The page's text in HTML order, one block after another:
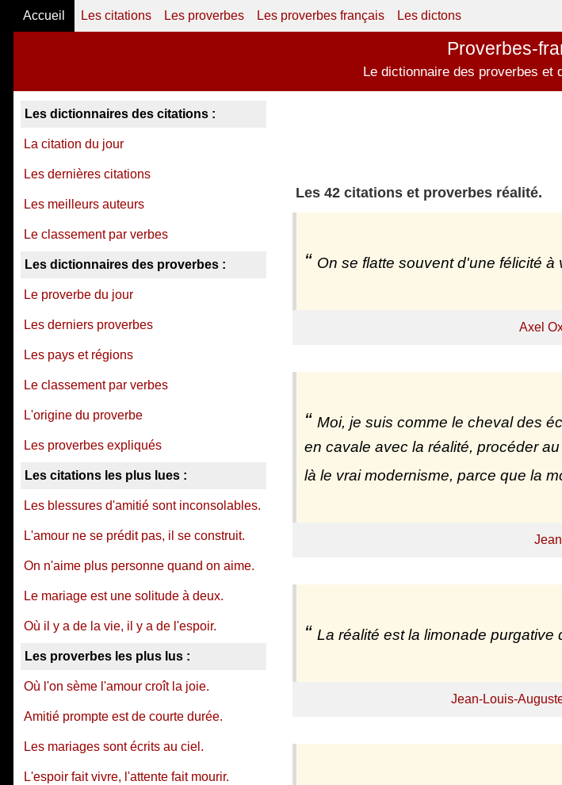
Accueil Les citations Les proverbes Les proverbes français Les dictons
Proverbes-
Le dictionnaire des proverbes et
Les 42 citations et proverbes réalité.
On se flatte souvent d'une félicité
Axel
Moi, je suis comme le cheval des
en cavale avec la réalité, procéder
là le vrai modernisme, parce que la
La réalité est la limonade purgative
Jean-Louis-
Les dictionnaires des citations :
La citation du jour
Les dernières citations
Les meilleurs auteurs
Le classement par verbes
Les dictionnaires des proverbes :
Le proverbe du jour
Les derniers proverbes
Les pays et régions
Le classement par verbes
L'origine du proverbe
Les proverbes expliqués
Les citations les plus lues :
Les blessures d'amitié sont inconsolables.
L'amour ne se prédit pas, il se construit.
On n'aime plus personne quand on aime.
Le mariage est une solitude à deux.
Où il y a de la vie, il y a de l'espoir.
Les proverbes les plus lus :
Où l'on sème l'amour croît la joie.
Amitié prompte est de courte durée.
Les mariages sont écrits au ciel.
L'espoir fait vivre, l'attente fait mourir.